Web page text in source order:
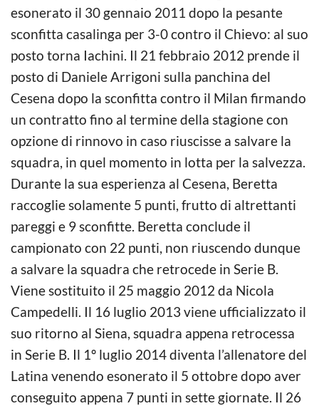
esonerato il 30 gennaio 2011 dopo la pesante
sconfitta casalinga per 3-0 contro il Chievo: al suo
posto torna Iachini. Il 21 febbraio 2012 prende il
posto di Daniele Arrigoni sulla panchina del
Cesena dopo la sconfitta contro il Milan firmando
un contratto fino al termine della stagione con
opzione di rinnovo in caso riuscisse a salvare la
squadra, in quel momento in lotta per la salvezza.
Durante la sua esperienza al Cesena, Beretta
raccoglie solamente 5 punti, frutto di altrettanti
pareggi e 9 sconfitte. Beretta conclude il
campionato con 22 punti, non riuscendo dunque
a salvare la squadra che retrocede in Serie B.
Viene sostituito il 25 maggio 2012 da Nicola
Campedelli. Il 16 luglio 2013 viene ufficializzato il
suo ritorno al Siena, squadra appena retrocessa
in Serie B. Il 1º luglio 2014 diventa l’allenatore del
Latina venendo esonerato il 5 ottobre dopo aver
conseguito appena 7 punti in sette giornate. Il 26